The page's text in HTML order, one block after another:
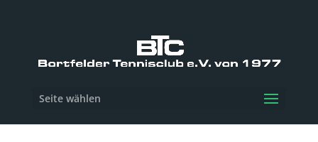
Seite wählen